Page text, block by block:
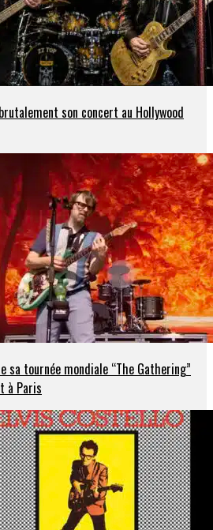
son concert au Hollywood
sa tournée mondiale “The Gathering”
à Paris